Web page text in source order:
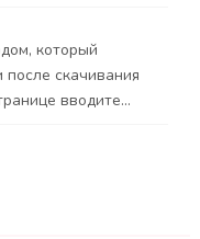
который
скачивания
вводите...